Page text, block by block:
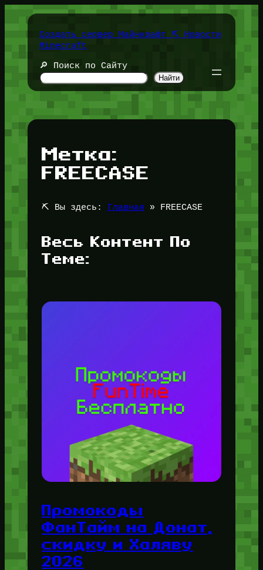
содержимомуСоздать сервер Майнкрафт ⛏️ Новости
Minecraft
🔎 Поиск по Сайту
Найти
Метка:
FREECASE
⛏️ Вы здесь: Главная » FREECASE
Весь Контент По
Теме:
Промокоды
ФанТайм на Донат,
скидку и Халяву
2026